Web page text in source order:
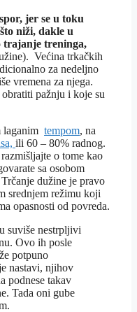
spor, jer se u toku
niži, dakle u
trajanje treninga,
Većina trkačkih
za nedeljno
vremena za njega.
pažnju i koje su
laganim tempom, na
ili 60 – 80% radnog.
o tome kao
sa osobom
dužine je pravo
srednjem režimu koji
opasnosti od povreda.
suviše nestrpljivi
Ovo ih posle
potpuno
nastavi, njihov
podnese takav
Tada oni gube